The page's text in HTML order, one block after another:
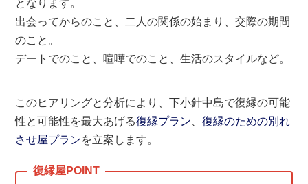
となります。
出会ってからのこと、二人の関係の始まり、交際の期間
のこと。
デートでのこと、喧嘩でのこと、生活のスタイルなど。
このヒアリングと分析により、下小針中島で復縁の可能
性と可能性を最大あげる復縁プラン 、復縁のための別れ
させ屋プランを立案します。